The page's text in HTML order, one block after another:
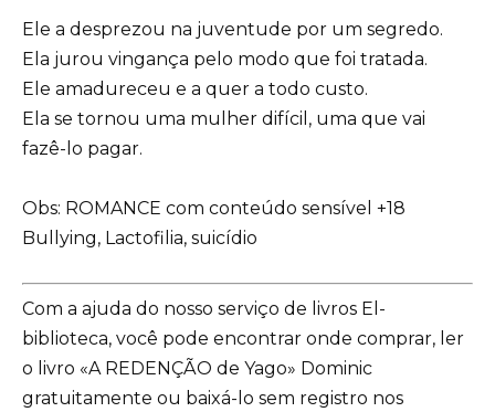
Ele a desprezou na juventude por um segredo.
Ela jurou vingança pelo modo que foi tratada.
Ele amadureceu e a quer a todo custo.
Ela se tornou uma mulher difícil, uma que vai
fazê-lo pagar.
Obs: ROMANCE com conteúdo sensível +18
Bullying, Lactofilia, suicídio
Com a ajuda do nosso serviço de livros El-
biblioteca, você pode encontrar onde comprar, ler
o livro «A REDENÇÃO de Yago» Dominic
gratuitamente ou baixá-lo sem registro nos